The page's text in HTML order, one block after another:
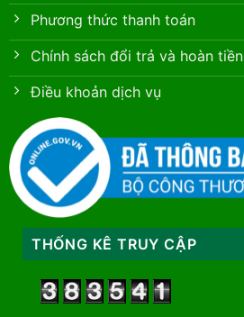
Phương thức thanh toán
Chính sách đổi trả và hoàn tiền
Điều khoản dịch vụ
THỐNG KÊ TRUY CẬP